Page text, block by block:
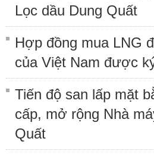
Lọc dầu Dung Quất
Hợp đồng mua LNG
của Việt Nam được
Tiến độ san lấp mặt
cấp, mở rộng Nhà
Quất